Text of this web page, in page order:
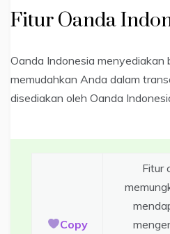
Fitur Oanda
Oanda Indonesia menyediakan
memudahkan Anda dalam
disediakan oleh Oanda
Copy
Fitur